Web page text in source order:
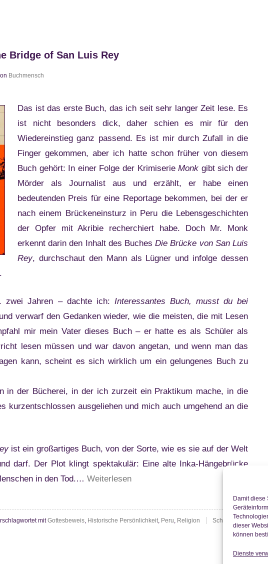
Damit diese
dieser
können
Dienste
Bridge of San Luis Rey
Buchmensch
Das ist das erste Buch, das ich seit sehr langer Zeit lese. Es
ist nicht besonders dick, daher schien es mir für den
Wiedereinstieg ganz passend. Es ist mir durch Zufall in die
Finger gekommen, aber ich hatte schon früher von diesem
Buch gehört: In einer Folge der KrimiserieMonk gibt sich der
Mörder als Journalist aus und erzählt, er habe einen
bedeutenden Preis für eine Reportage bekommen, bei der er
nach einem Brückeneinsturz in Peru die Lebensgeschichten
der Opfer mit Akribie recherchiert habe. Doch Mr. Monk
erkennt darin den Inhalt des BuchesDie Brücke von San Luis
Rey, durchschaut den Mann als Lügner und infolge dessen
zwei Jahren – dachte ich: Interessantes Buch, musst du bei
verwarf den Gedanken wieder, wie die meisten, die mit Lesen
mir mein Vater dieses Buch – er hatte es als Schüler als
lesen müssen und war davon angetan, und wenn man das
kann, scheint es sich wirklich um ein gelungenes Buch zu
in der Bücherei, in der ich zurzeit ein Praktikum mache, in die
kurzentschlossen ausgeliehen und mich auch umgehend an die
ist ein großartiges Buch, von der Sorte, wie es sie auf der Welt
darf. Der Plot klingt spektakulär: Eine alte Inka-Hängebrücke
in den Tod.… Weiterlesen“Thornton
The
Bridge
mitGottesbeweis Historische Persönlichkeit Peru Religion
Schreibe